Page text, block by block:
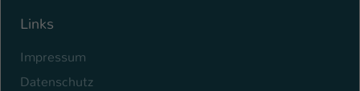
Links
Impressum
Datenschutz